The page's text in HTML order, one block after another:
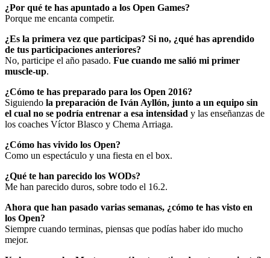
¿Por qué te has apuntado a los Open Games?
Porque me encanta competir.
¿Es la primera vez que participas? Si no, ¿qué has aprendido
de tus participaciones anteriores?
No, participe el año pasado. Fue cuando me salió mi primer
muscle-up.
¿Cómo te has preparado para los Open 2016?
Siguiendo la preparación de Iván Ayllón, junto a un equipo sin
el cual no se podría entrenar a esa intensidad y las enseñanzas de
los coaches Víctor Blasco y Chema Arriaga.
¿Cómo has vivido los Open?
Como un espectáculo y una fiesta en el box.
¿Qué te han parecido los WODs?
Me han parecido duros, sobre todo el 16.2.
Ahora que han pasado varias semanas, ¿cómo te has visto en
los Open?
Siempre cuando terminas, piensas que podías haber ido mucho
mejor.